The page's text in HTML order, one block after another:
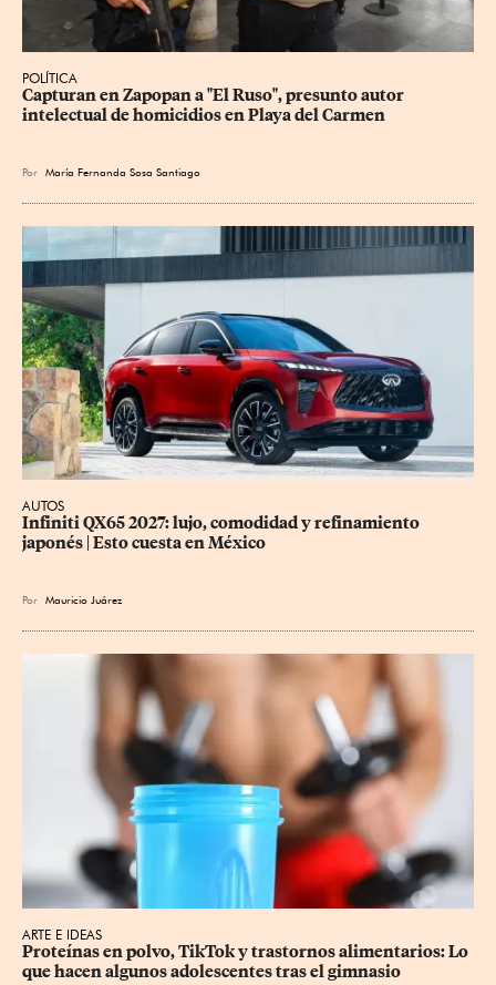
POLÍTICA
Capturan en Zapopan a "El Ruso", presunto autor
intelectual de homicidios en Playa del Carmen
Por María Fernanda Sosa Santiago
AUTOS
Infiniti QX65 2027: lujo, comodidad y refinamiento
japonés | Esto cuesta en México
Por Mauricio Juárez
ARTE E IDEAS
Proteínas en polvo, TikTok y trastornos alimentarios: Lo
que hacen algunos adolescentes tras el gimnasio